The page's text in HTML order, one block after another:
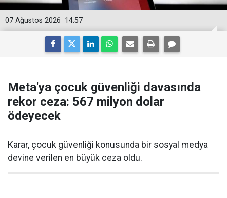
14:57
07 Ağustos 2026
Meta'ya çocuk güvenliği davasında
rekor ceza: 567 milyon dolar
ödeyecek
Karar, çocuk güvenliği konusunda bir sosyal medya
devine verilen en büyük ceza oldu.